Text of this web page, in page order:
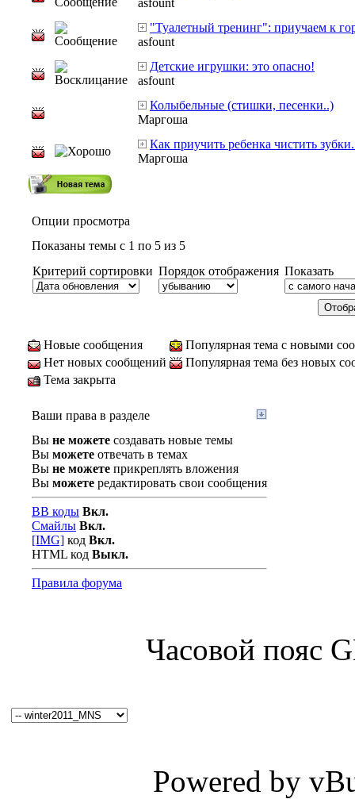
asfount
"Туалетный тренинг": приучаем к
asfount
Детские игрушки: это опасно!
asfount
Колыбельные (стишки, песенки..)
Маргоша
Как приучить ребенка чистить
Маргоша
Опции просмотра
Показаны темы с 1 по 5 из 5
Критерий сортировки Порядок отображения Показать
Новые сообщения
Популярная тема с новыми
Нет новых сообщений
Популярная тема без новых
Тема закрыта
Ваши права в разделе
Вы не можете создавать новые темы
Вы можете отвечать в темах
Вы не можете прикреплять вложения
Вы можете редактировать свои сообщения
BB коды Вкл.
Смайлы Вкл.
[IMG] код Вкл.
HTML код Выкл.
Правила форума
Часовой пояс
Powered by